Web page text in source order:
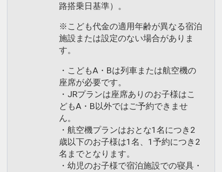
路搭乗日基準）。
※こども代金の適用年齢が異なる宿泊
施設または設定のない場合がありま
す。
・こどもA・Bは列車または航空機の
座席が必要です。
・JRプランは座席ありのお子様はこ
どもA・B以外ではご予約できませ
ん。
・航空機プランはおとな1名につき2
歳以下のお子様は1名、1予約につき2
名までとなります。
・幼児のお子様で宿泊施設での寝具・